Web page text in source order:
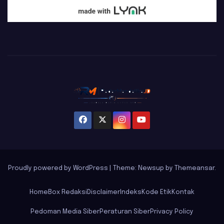
Proudly powered by WordPress Theme: Newsup by Themeansar.
Home Box Redaksi Disclaimer Indeks Kode Etik Kontak
Pedoman Media SiberPeraturan SiberPrivacy Policy